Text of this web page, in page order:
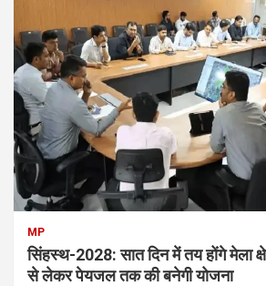
MP
सिंहस्थ-2028: सात दिन में तय होंगे मेला
से लेकर पेयजल तक की बनेगी योजना